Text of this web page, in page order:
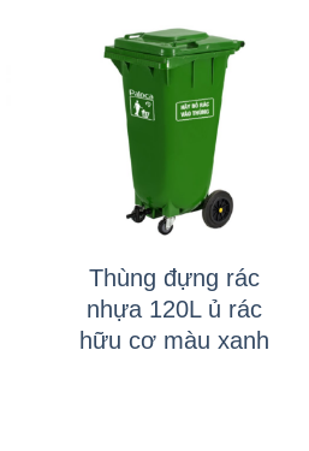
Thùng đựng rác
nhựa 120L ủ rác
hữu cơ màu xanh